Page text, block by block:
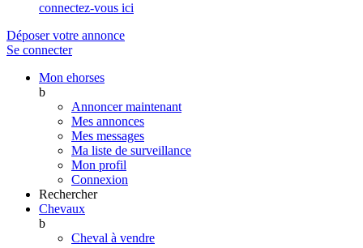
connectez-vous ici
Déposer votre annonce
Se connecter
Mon ehorses
b
Annoncer maintenant
Mes annonces
Mes messages
Ma liste de surveillance
Mon profil
Connexion
Rechercher
Chevaux
b
Cheval à vendre